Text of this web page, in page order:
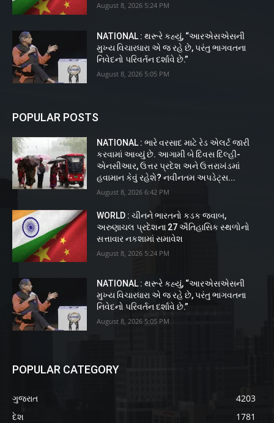
August 8, 2026 5:24 PM
NATIONAL : થરૂરે કહ્યું, “આરએસએસની
મુખ્ય વિચારધારા એ જ રહે છે, પરંતુ ભાગવતના
નિવેદનો પરિવર્તન દર્શાવે છે.”
August 8, 2026 5:05 PM
POPULAR POSTS
NATIONAL : ભારે વરસાદ માટે રેડ એલર્ટ જારી
કરવામાં આવ્યું છે. આગામી બે દિવસ દિલ્હી-
એનસીઆર, ઉત્તર પ્રદેશ અને ઉત્તરાખંડમાં
હવામાન કેવું રહેશે? નવીનતમ અપડેટ્સ...
August 8, 2026 6:42 PM
WORLD : ચીનને ભારતનો કડક જવાબ,
અરુણાચલ પ્રદેશના 27 ઐતિહાસિક સ્થળોનો
સત્તાવાર નકશામાં સમાવેશ
August 8, 2026 5:24 PM
NATIONAL : થરૂરે કહ્યું, “આરએસએસની
મુખ્ય વિચારધારા એ જ રહે છે, પરંતુ ભાગવતના
નિવેદનો પરિવર્તન દર્શાવે છે.”
August 8, 2026 5:05 PM
POPULAR CATEGORY
ગુજરાત
4203
દેશ
1781